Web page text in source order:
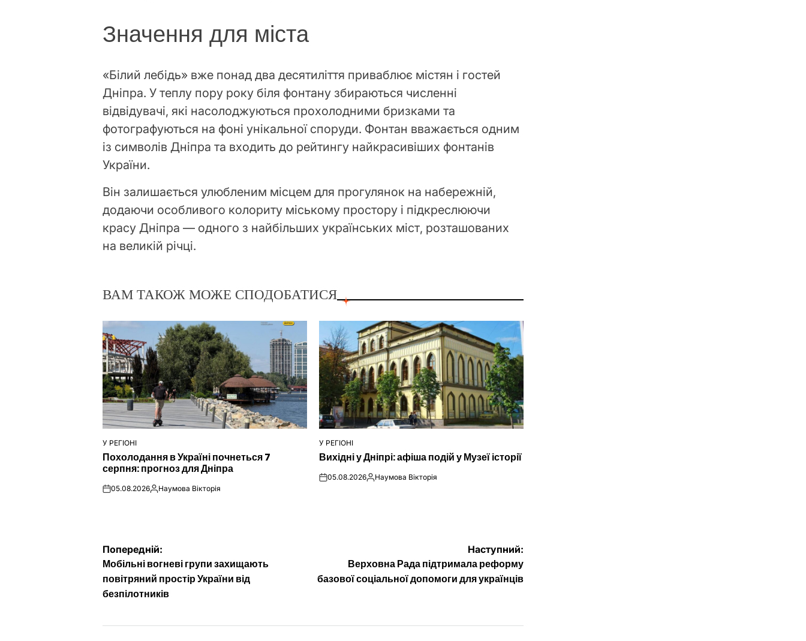
Значення для міста
«Білий лебідь» вже понад два десятиліття приваблює містян і гостей
Дніпра. У теплу пору року біля фонтану збираються численні
відвідувачі, які насолоджуються прохолодними бризками та
фотографуються на фоні унікальної споруди. Фонтан вважається одним
із символів Дніпра та входить до рейтингу найкрасивіших фонтанів
України.
Він залишається улюбленим місцем для прогулянок на набережній,
додаючи особливого колориту міському простору і підкреслюючи
красу Дніпра — одного з найбільших українських міст, розташованих
на великій річці.
ВАМ ТАКОЖ МОЖЕ СПОДОБАТИСЯ
ОПУБЛІКУВАТИ
У РЕГІОНІ
Похолодання в Україні почнеться 7
серпня: прогноз для Дніпра
on05.08.2026Опубліковано
Наумова Вікторія
ОПУБЛІКУВАТИ
У
У РЕГІОНІ
Вихідні у Дніпрі: афіша подій у Музеї історії
on05.08.2026Опубліковано
Наумова Вікторія
Навігація
записів
Попередній:
Мобільні вогневі групи захищають
повітряний простір України від
безпілотників
Наступний:
Верховна Рада підтримала реформу
базової соціальної допомоги для українців